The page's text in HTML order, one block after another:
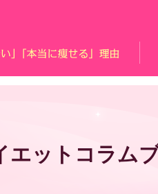
エットコラム